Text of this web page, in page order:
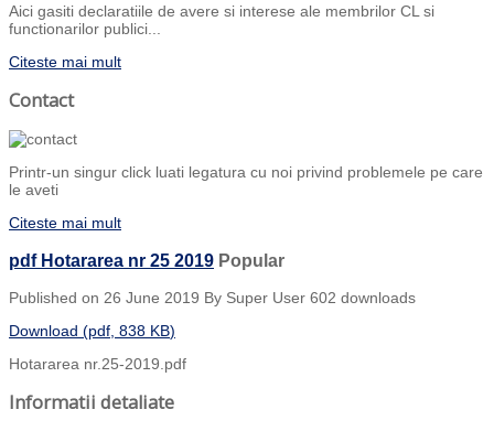
Aici gasiti declaratiile de avere si interese ale membrilor CL si
functionarilor publici...
Citeste mai mult
Contact
Printr-un singur click luati legatura cu noi privind problemele pe care
le aveti
Citeste mai mult
pdf Hotararea nr 25 2019 Popular
Published on 26 June 2019 By Super User 602 downloads
Download (pdf, 838 KB)
Hotararea nr.25-2019.pdf
Informatii detaliate